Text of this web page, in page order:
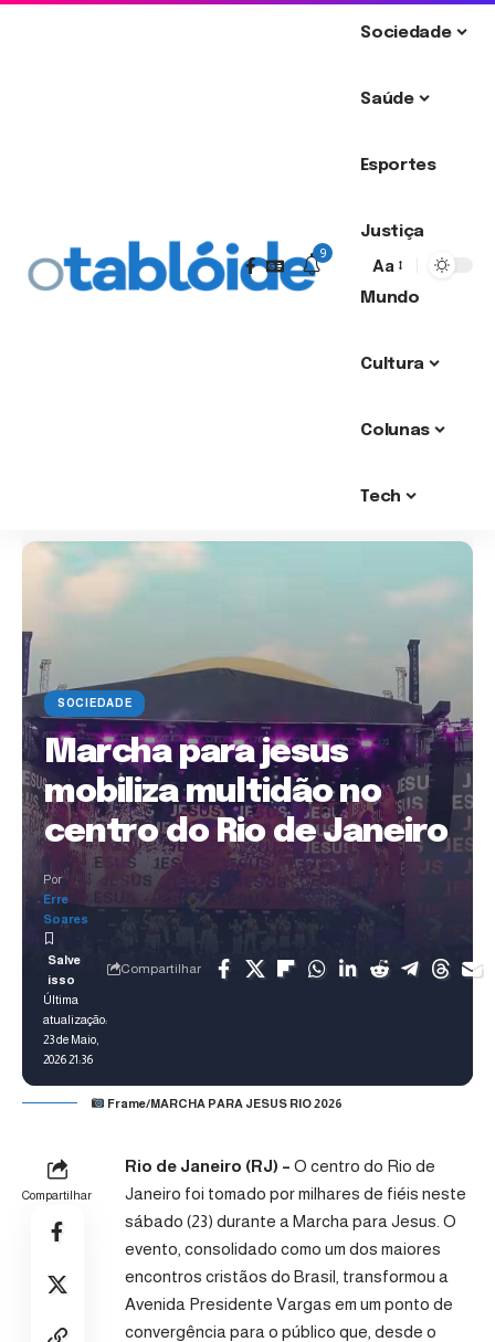
Sociedade
Saúde
Esportes
Justiça
Mundo
Cultura
Colunas
Tech
9
Aa
SOCIEDADE
Marcha para jesus
mobiliza multidão no
centro do Rio de Janeiro
Última
atualização:
23 de Maio,
2026 21:36
Por
Erre
Soares
Compartilhar
Frame/MARCHA PARA JESUS RIO 2026
Compartilhar
Rio de Janeiro (RJ) – O centro do Rio de
Janeiro foi tomado por milhares de fiéis neste
sábado (23) durante a Marcha para Jesus. O
evento, consolidado como um dos maiores
encontros cristãos do Brasil, transformou a
Avenida Presidente Vargas em um ponto de
convergência para o público que, desde o